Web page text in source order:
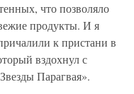
что позволяло
продукты. И я
к пристани в
вздохнул с
Парагвая».